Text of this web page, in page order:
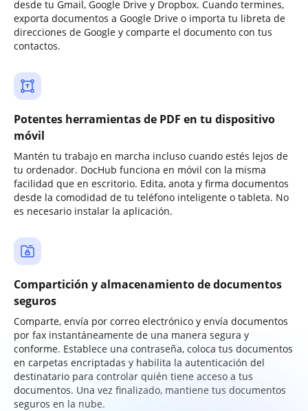
desde tu Gmail, Google Drive y Dropbox. Cuando termines,
exporta documentos a Google Drive o importa tu libreta de
direcciones de Google y comparte el documento con tus
contactos.
Potentes herramientas de PDF en tu dispositivo
móvil
Mantén tu trabajo en marcha incluso cuando estés lejos de
tu ordenador. DocHub funciona en móvil con la misma
facilidad que en escritorio. Edita, anota y firma documentos
desde la comodidad de tu teléfono inteligente o tableta. No
es necesario instalar la aplicación.
Compartición y almacenamiento de documentos
seguros
Comparte, envía por correo electrónico y envía documentos
por fax instantáneamente de una manera segura y
conforme. Establece una contraseña, coloca tus documentos
en carpetas encriptadas y habilita la autenticación del
destinatario para controlar quién tiene acceso a tus
documentos. Una vez finalizado, mantiene tus documentos
seguros en la nube.